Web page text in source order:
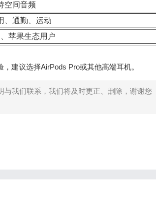
空间音频
、通勤、运动
苹果生态用户
建议选择AirPods Pro或其他高端耳机。
我们联系，我们将及时更正、删除，谢谢您